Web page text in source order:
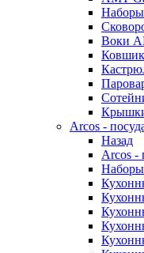
Наборы
Воки
Arcos -
Назад
Arcos -